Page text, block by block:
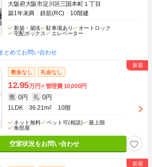
大阪府大阪市淀川区三国本町１丁目
築1年未満
鉄筋(RC) 10階建
新築・築浅 駐車場あり
オートロック
宅配ボックス
エレベーター
とめてお問い合わせ
敷金なし 礼金なし
12.95万円 管理費10,000円
敷 0円 礼 0円
1LDK 36.21m2 10階
ネット無料 ペット可(相談)
最上階
角部屋
空室状況をお問い合わせ